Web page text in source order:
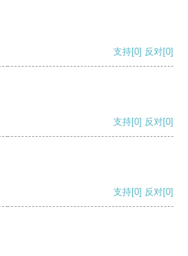
支持[0] 反对[0]
支持[0] 反对[0]
支持[0] 反对[0]